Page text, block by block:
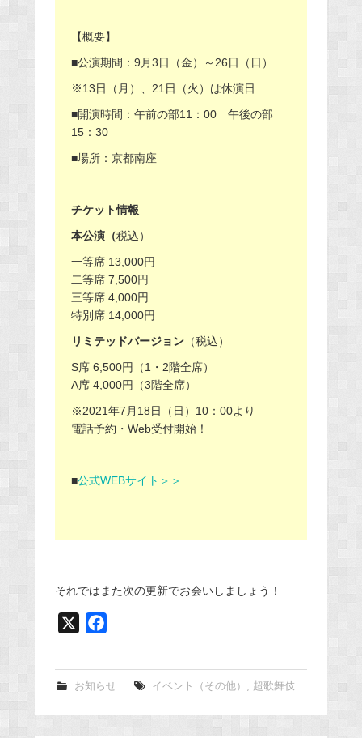
【概要】
■公演期間：9月3日（金）～26日（日）
※13日（月）、21日（火）は休演日
■開演時間：午前の部11：00 午後の部
15：30
■場所：京都南座
チケット情報
本公演（税込）
一等席 13,000円
二等席 7,500円
三等席 4,000円
特別席 14,000円
リミテッドバージョン（税込）
S席 6,500円（1・2階全席）
A席 4,000円（3階全席）
※2021年7月18日（日）10：00より
電話予約・Web受付開始！
■公式WEBサイト＞＞
それではまた次の更新でお会いしましょう！
e
お知らせ イベント（その他） , 超歌舞伎